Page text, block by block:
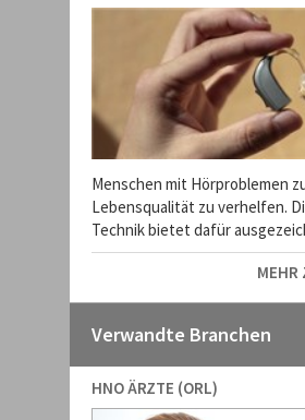
Menschen mit Hörproblemen
Lebensqualität zu verhelfen.
Technik bietet dafür
MEHR
Verwandte Branchen
HNO ÄRZTE (ORL)